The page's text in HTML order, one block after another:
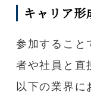
キャリア形
参加すること
者や社員と直
以下の業界に